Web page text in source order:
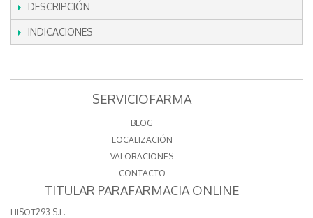
DESCRIPCIÓN
INDICACIONES
SERVICIOFARMA
BLOG
LOCALIZACIÓN
VALORACIONES
CONTACTO
TITULAR PARAFARMACIA ONLINE
HISOT293 S.L.